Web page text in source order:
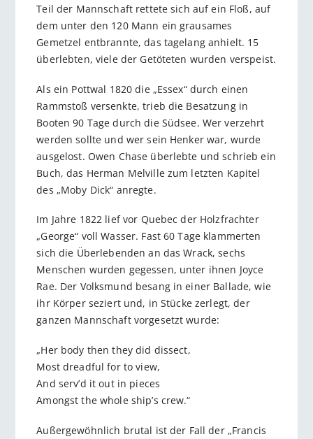
Teil der Mannschaft rettete sich auf ein Floß, auf
dem unter den 120 Mann ein grausames
Gemetzel entbrannte, das tagelang anhielt. 15
überlebten, viele der Getöteten wurden verspeist.
Als ein Pottwal 1820 die „Essex“ durch einen
Rammstoß versenkte, trieb die Besatzung in
Booten 90 Tage durch die Südsee. Wer verzehrt
werden sollte und wer sein Henker war, wurde
ausgelost. Owen Chase überlebte und schrieb ein
Buch, das Herman Melville zum letzten Kapitel
des „Moby Dick“ anregte.
Im Jahre 1822 lief vor Quebec der Holzfrachter
„George“ voll Wasser. Fast 60 Tage klammerten
sich die Überlebenden an das Wrack, sechs
Menschen wurden gegessen, unter ihnen Joyce
Rae. Der Volksmund besang in einer Ballade, wie
ihr Körper seziert und, in Stücke zerlegt, der
ganzen Mannschaft vorgesetzt wurde:
„Her body then they did dissect,
Most dreadful for to view,
And serv’d it out in pieces
Amongst the whole ship’s crew.“
Außergewöhnlich brutal ist der Fall der „Francis